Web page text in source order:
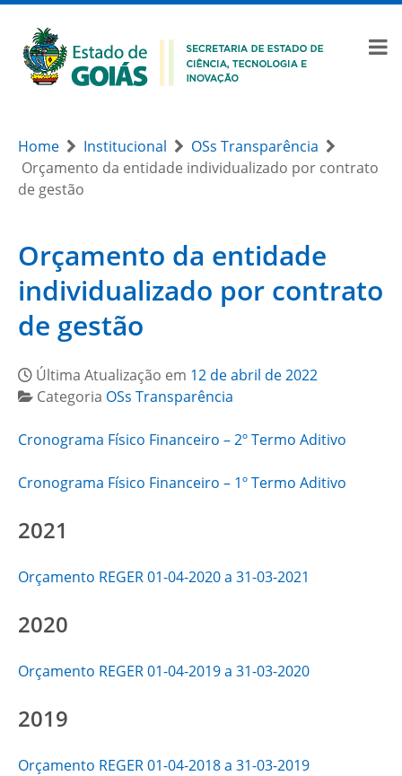
Home Institucional
OSs Transparência
Orçamento da entidade individualizado por contrato
de gestão
Orçamento da entidade
individualizado por contrato
de gestão
Última Atualização em 12 de abril de 2022
Categoria OSs Transparência
Cronograma Físico Financeiro – 2º Termo Aditivo
Cronograma Físico Financeiro – 1º Termo Aditivo
2021
Orçamento REGER 01-04-2020 a 31-03-2021
2020
Orçamento REGER 01-04-2019 a 31-03-2020
2019
Orçamento REGER 01-04-2018 a 31-03-2019